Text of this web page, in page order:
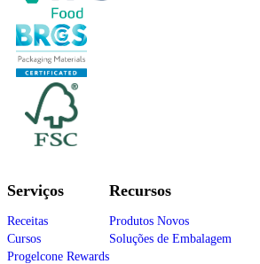
Serviços
Receitas
Cursos
Progelcone Rewards
Recursos
Produtos Novos
Soluções de Embalagem